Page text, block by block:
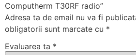
Computherm T30RF radio”
Adresa ta de email nu va fi
obligatorii sunt marcate cu *
Evaluarea ta *